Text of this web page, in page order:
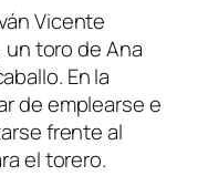
Vicente
toro de Ana
En la
de emplearse e
frente al
el torero.